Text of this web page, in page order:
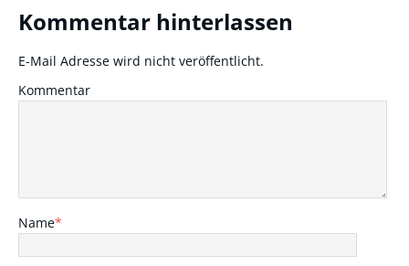
Kommentar hinterlassen
E-Mail Adresse wird nicht veröffentlicht.
Kommentar
Name*